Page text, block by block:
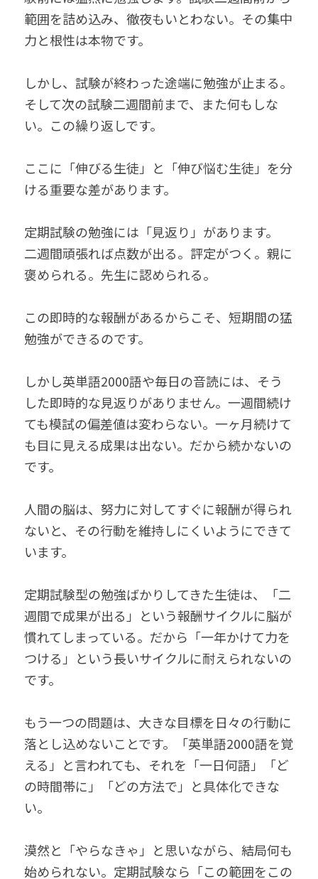
範囲を詰め込み、徹夜もいとわない。その集中
力と根性は本物です。
しかし、試験が終わった途端に勉強が止まる。
そして次の試験二週間前まで、また何もしな
い。この繰り返しです。
ここに「伸びる生徒」と「伸び悩む生徒」を分
ける重要な差があります。
定期試験の勉強には「見返り」があります。
二週間頑張れば点数が出る。評定がつく。親に
褒められる。先生に認められる。
この即時的な報酬があるからこそ、短期間の猛
勉強ができるのです。
しかし英単語2000語や毎日の音読には、そう
した即時的な見返りがありません。一週間続け
ても模試の偏差値は変わらない。一ヶ月続けて
も目に見える成果は出ない。だから続かないの
です。
人間の脳は、努力に対してすぐに報酬が得られ
ないと、その行動を維持しにくいようにできて
います。
定期試験型の勉強ばかりしてきた生徒は、「二
週間で成果が出る」という報酬サイクルに脳が
慣れてしまっている。だから「一年かけて力を
つける」という長いサイクルに耐えられないの
です。
もう一つの問題は、大きな目標を日々の行動に
落とし込めないことです。「英単語2000語を覚
える」と言われても、それを「一日何語」「ど
の時間帯に」「どの方法で」と具体化できな
い。
漠然と「やらなきゃ」と思いながら、結局何も
始められない。定期試験なら「この範囲をこの